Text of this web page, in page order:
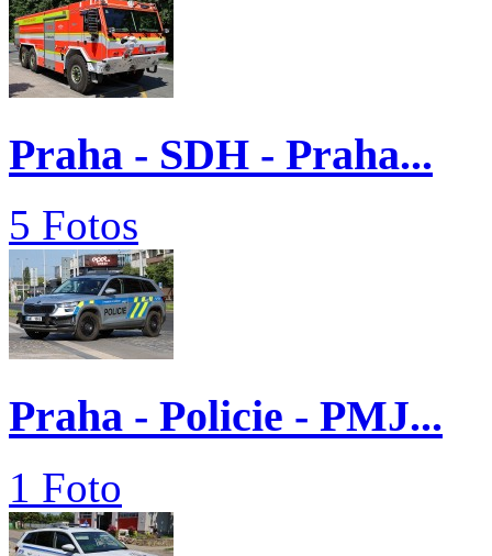
Praha - SDH - Praha...
5 Fotos
Praha - Policie - PMJ...
1 Foto